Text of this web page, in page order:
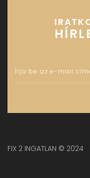
FIX 2 INGATLAN © 2024